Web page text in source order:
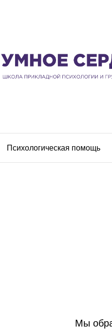
Психологическая помощь
Мы